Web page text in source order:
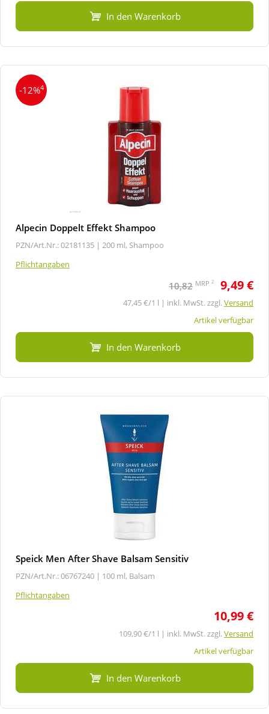
In den Warenkorb
-12%4
Alpecin Doppelt Effekt Shampoo
PZN/Art.Nr.: 02181135 | 200 ml, Shampoo
Pflichtangaben
10,82 MRP 2 9,49 €
47,45 €/1 l | inkl. MwSt. zzgl.Versand
Artikel verfügbar
In den Warenkorb
Speick Men After Shave Balsam Sensitiv
PZN/Art.Nr.: 06767240 | 100 ml, Balsam
Pflichtangaben
10,99 €
109,90 €/1 l | inkl. MwSt. zzgl.Versand
Artikel verfügbar
In den Warenkorb